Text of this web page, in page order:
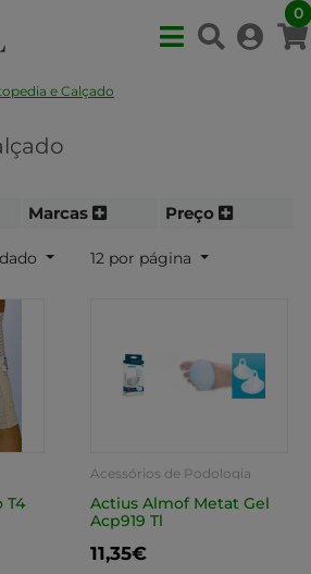
0
e Calçado
Marcas Preço
12 por página
T4
Acessórios de Podologia
Actius Almof Metat Gel
Acp919 Tl
11,35€